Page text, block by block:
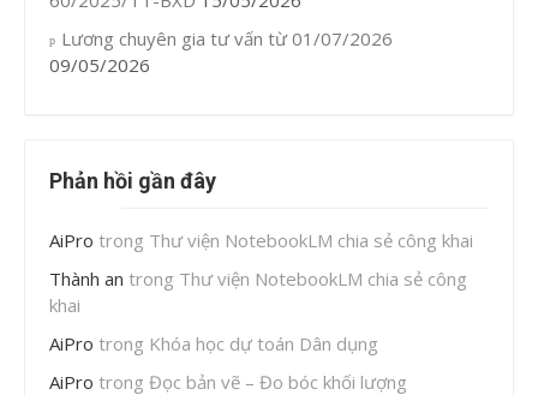
Lương chuyên gia tư vấn từ 01/07/2026
09/05/2026
Phản hồi gần đây
AiPro trong Thư viện NotebookLM chia sẻ công khai
Thành an trong Thư viện NotebookLM chia sẻ công
khai
AiPro trong Khóa học dự toán Dân dụng
AiPro trong Đọc bản vẽ – Đo bóc khối lượng